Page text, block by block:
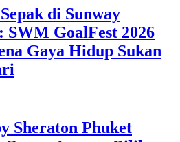
di Sunway
SWM GoalFest 2026
Gaya Hidup Sukan
Sheraton Phuket